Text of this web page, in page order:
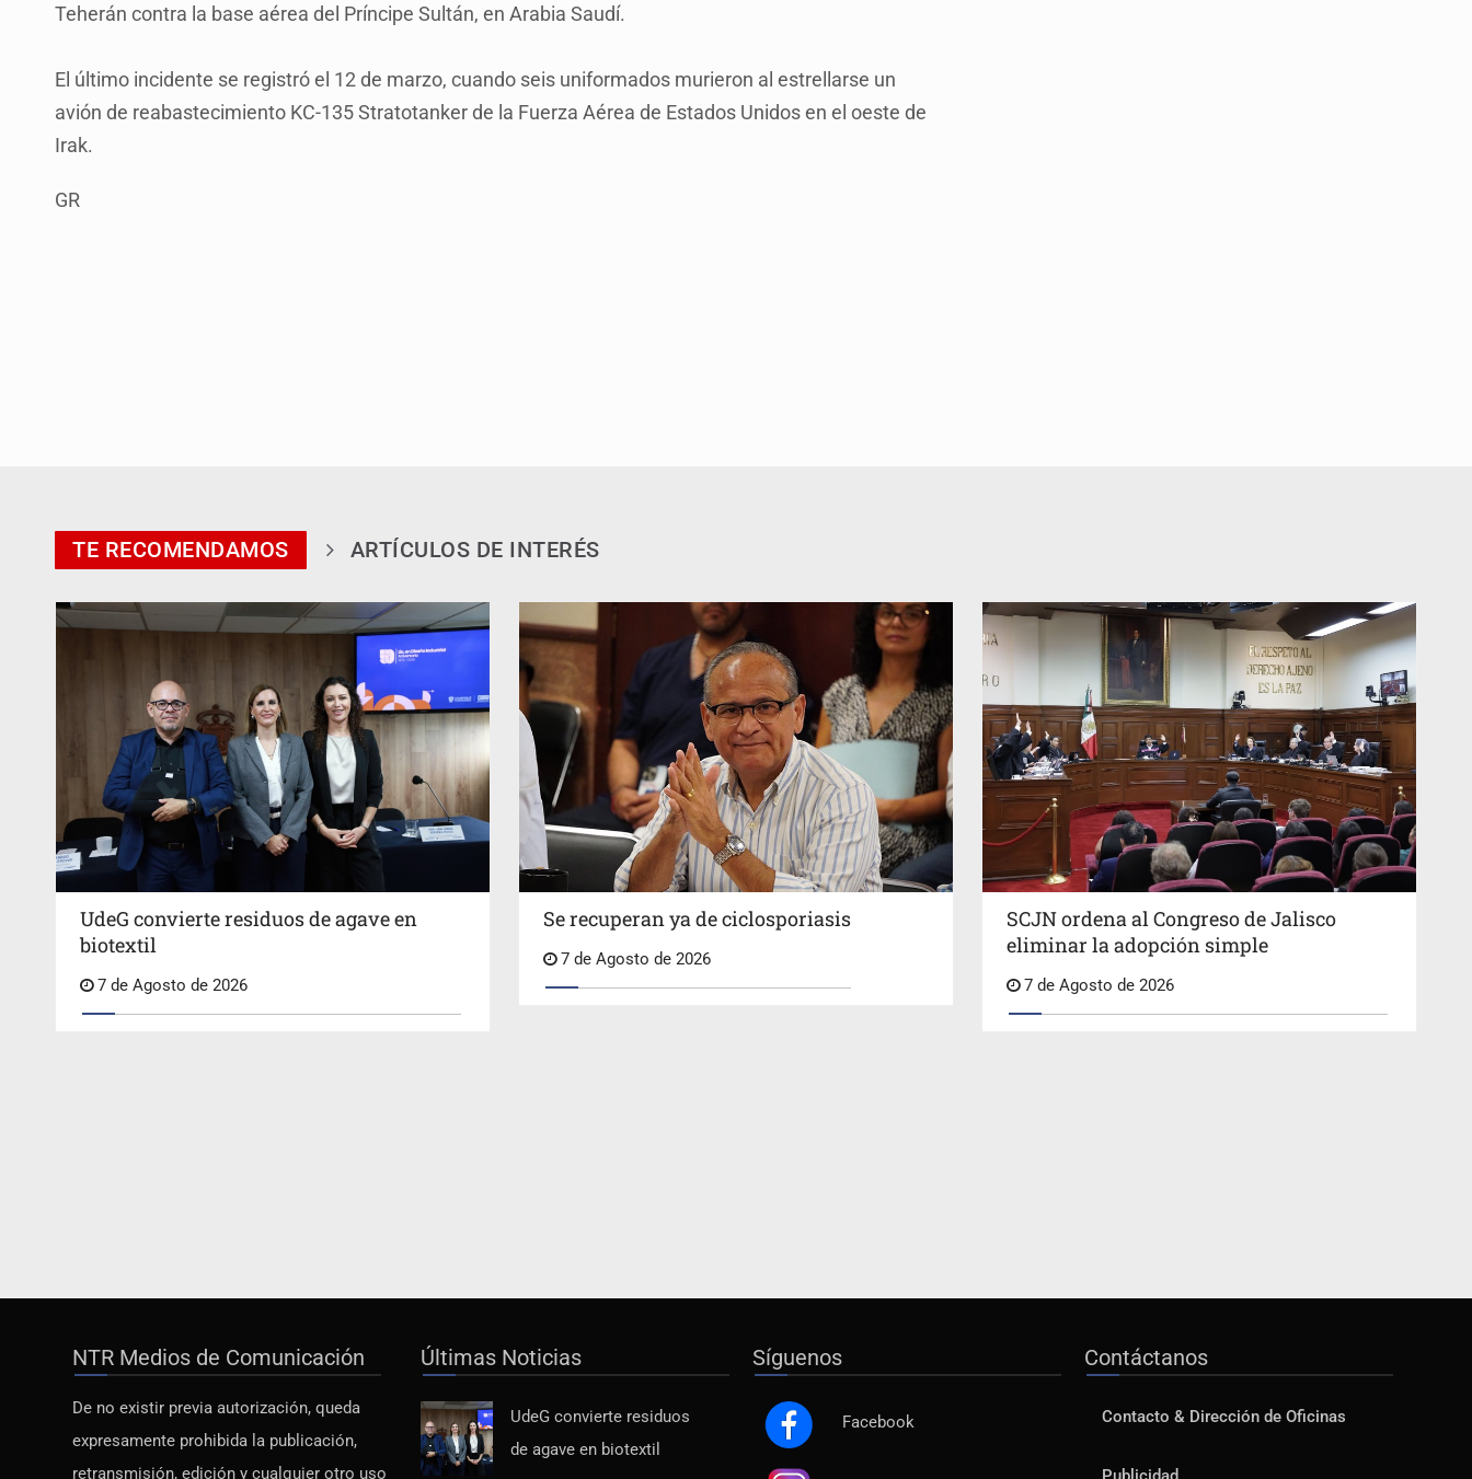
Teherán contra la base aérea del Príncipe Sultán, en Arabia Saudí.
El último incidente se registró el 12 de marzo, cuando seis uniformados murieron al estrellarse un
avión de reabastecimiento KC-135 Stratotanker de la Fuerza Aérea de Estados Unidos en el oeste de
Irak.
GR
TE RECOMENDAMOS ARTÍCULOS DE INTERÉS
UdeG convierte residuos de agave en
biotextil
7 de Agosto de 2026
Se recuperan ya de ciclosporiasis
7 de Agosto de 2026
SCJN ordena al Congreso de Jalisco
eliminar la adopción simple
7 de Agosto de 2026
NTR Medios de Comunicación
De no existir previa autorización, queda
expresamente prohibida la publicación,
retransmisión, edición y cualquier otro uso
Últimas Noticias
UdeG convierte residuos
de agave en biotextil
Síguenos
Facebook
Contáctanos
Contacto & Dirección de Oficinas